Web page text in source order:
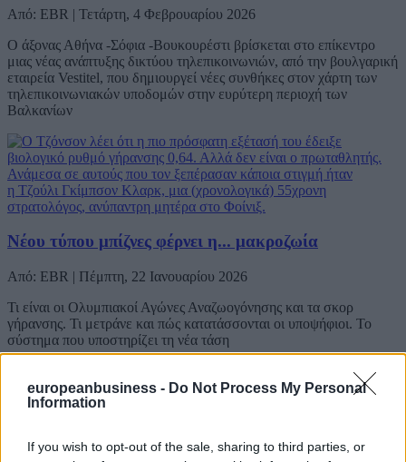
europeanbusiness - Do Not Process My Personal
Information
If you wish to opt-out of the sale, sharing to third parties, or
Από: EBR | Τετάρτη, 4 Φεβρουαρίου 2026
Ο άξονας Αθήνα -Σόφια -Βουκουρέστι βρίσκεται στο επίκεντρο
μιας νέας ανάπτυξης δικτύου τηλεπικοινωνιών, από την βουλγαρική
εταιρεία Vestitel, που δημιουργεί νέες συνθήκες στον χάρτη των
τηλεπικοινωνιακών υποδομών στην ευρύτερη περιοχή των
Βαλκανίων
Νέου τύπου μπίζνες φέρνει η... μακροζωία
Από: EBR | Πέμπτη, 22 Ιανουαρίου 2026
Τι είναι οι Ολυμπιακοί Αγώνες Αναζωογόνησης και τα σκορ
γήρανσης. Τι μετράνε και πώς κατατάσσονται οι υποψήφιοι. Το
σύστημα που υποστηρίζει τη νέα τάση